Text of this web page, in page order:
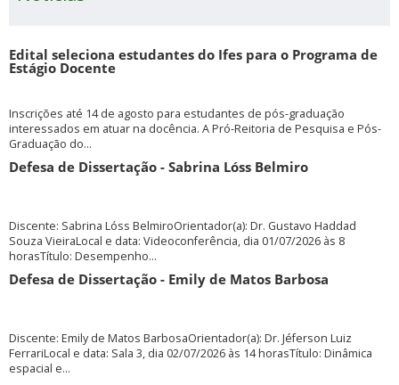
Edital seleciona estudantes do Ifes para o Programa de
Estágio Docente
Inscrições até 14 de agosto para estudantes de pós-graduação
interessados em atuar na docência. A Pró-Reitoria de Pesquisa e Pós-
Graduação do...
Defesa de Dissertação - Sabrina Lóss Belmiro
Discente: Sabrina Lóss BelmiroOrientador(a): Dr. Gustavo Haddad
Souza VieiraLocal e data: Videoconferência, dia 01/07/2026 às 8
horasTítulo: Desempenho...
Defesa de Dissertação - Emily de Matos Barbosa
Discente: Emily de Matos BarbosaOrientador(a): Dr. Jéferson Luiz
FerrariLocal e data: Sala 3, dia 02/07/2026 às 14 horasTítulo: Dinâmica
espacial e...